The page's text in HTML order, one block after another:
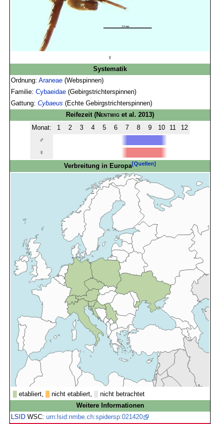
♀
Systematik
Ordnung:Araneae (Webspinnen)
Familie:Cybaeidae (Gebirgstrichterspinnen)
Gattung:Cybaeus (Echte Gebirgstrichterspinnen)
Reifezeit(Nentwig et al. 2013)
Monat:
1 2 3 4 5 6 7 8 9 10 11
12
♂
♀
Verbreitung in Europa[Quellen]
etabliert, nicht etabliert,
nicht betrachtet
Weitere Informationen
LSID WSC:urn:lsid:nmbe.ch:spidersp:021420